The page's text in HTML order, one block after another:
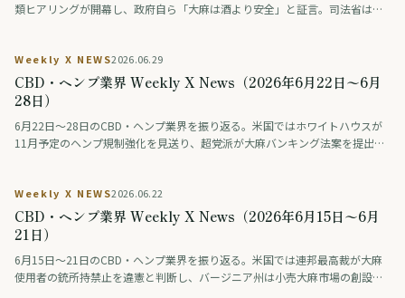
類ヒアリングが開幕し、政府自ら「大麻は酒より安全」と証言。司法省は反
を最終化へ。日本では薬物有害性ランキングが議論を呼んだ。
Weekly X NEWS2026.06.29
CBD・ヘンプ業界 Weekly X News（2026年6月22日〜6月
28日）
6月22日〜28日のCBD・ヘンプ業界を振り返る。米国ではホワイトハウスが
11月予定のヘンプ規制強化を見送り、超党派が大麻バンキング法案を提出。
Weekly X NEWS2026.06.22
CBD・ヘンプ業界 Weekly X News（2026年6月15日〜6月
21日）
6月15日〜21日のCBD・ヘンプ業界を振り返る。米国では連邦最高裁が大麻
使用者の銃所持禁止を違憲と判断し、バージニア州は小売大麻市場の創設で